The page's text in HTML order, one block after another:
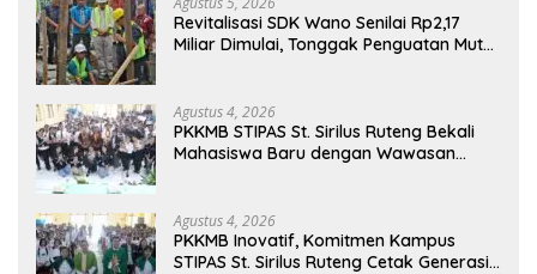
Revitalisasi SDK Wano Senilai Rp2,17
Miliar Dimulai, Tonggak Penguatan Mutu
Agustus 4, 2026
PKKMB STIPAS St. Sirilus Ruteng Bekali
Mahasiswa Baru dengan Wawasan
Agustus 4, 2026
PKKMB Inovatif, Komitmen Kampus
STIPAS St. Sirilus Ruteng Cetak Generasi